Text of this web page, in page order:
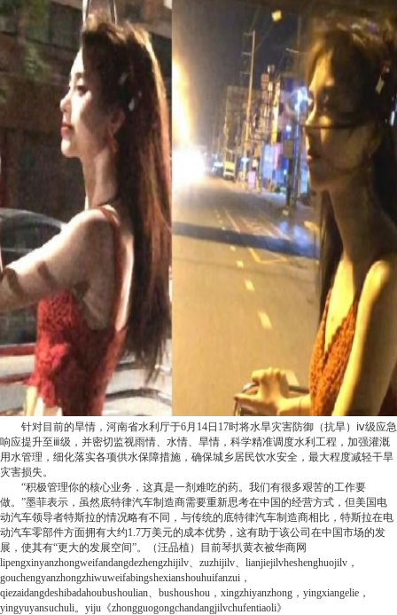
针对目前的旱情，河南省水利厅于6月14日17时将水旱灾害防御（抗旱）ⅳ级应急
响应提升至ⅲ级，并密切监视雨情、水情、旱情，科学精准调度水利工程，加强灌溉
用水管理，细化落实各项供水保障措施，确保城乡居民饮水安全，最大程度减轻干旱
灾害损失。
“积极管理你的核心业务，这真是一剂难吃的药。我们有很多艰苦的工作要
做。”墨菲表示，虽然底特律汽车制造商需要重新思考在中国的经营方式，但美国电
动汽车领导者特斯拉的情况略有不同，与传统的底特律汽车制造商相比，特斯拉在电
动汽车零部件方面拥有大约1.7万美元的成本优势，这有助于该公司在中国市场的发
展，使其有“更大的发展空间”。（汪品植） 目前琴扒黄衣被华商网
lipengxinyanzhongweifandangdezhengzhijilv、zuzhijilv、lianjiejilvheshenghuojilv，
gouchengyanzhongzhiwuweifabingshexianshouhuifanzui，
qiezaidangdeshibadahoubushoulian、bushoushou，xingzhiyanzhong，yingxiangelie，
yingyuyansuchuli。yiju《zhongguogongchandangjilvchufentiaoli》